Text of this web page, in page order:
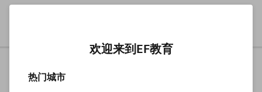
欢迎来到EF教育
热门城市